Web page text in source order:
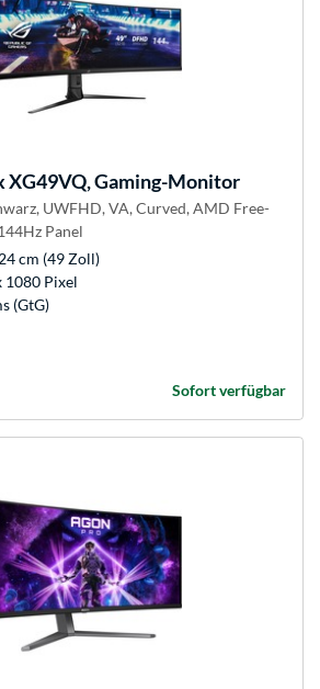
XG49VQ, Gaming-Monitor
UWFHD, VA, Curved, AMD Free-
Panel
cm (49 Zoll)
1080 Pixel
(GtG)
Sofort verfügbar